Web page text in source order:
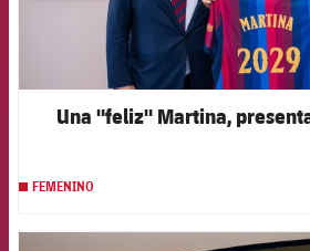
Una "feliz" Martina,
FEMENINO
FCB